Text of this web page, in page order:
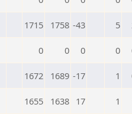
1715 1758 -43 5
0 0 0 0
1672 1689 -17 1
1655 1638 17 1